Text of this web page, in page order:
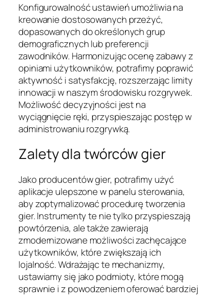
Konfigurowalność ustawień umożliwia na
kreowanie dostosowanych przeżyć,
dopasowanych do określonych grup
demograficznych lub preferencji
zawodników. Harmonizując ocenę zabawy z
opiniami użytkowników, potrafimy poprawić
aktywność i satysfakcję, rozszerzając limity
innowacji w naszym środowisku rozgrywek.
Możliwość decyzyjności jest na
wyciągnięcie ręki, przyspieszając postęp w
administrowaniu rozgrywką.
Zalety dla twórców gier
Jako producentów gier, potrafimy użyć
aplikacje ulepszone w panelu sterowania,
aby zoptymalizować procedurę tworzenia
gier. Instrumenty te nie tylko przyspieszają
powtórzenia, ale także zawierają
zmodernizowane możliwości zachęcające
użytkowników, które zwiększają ich
lojalność. Wdrażając te mechanizmy,
ustawiamy się jako podmioty, które mogą
sprawnie i z powodzeniem oferować bardziej